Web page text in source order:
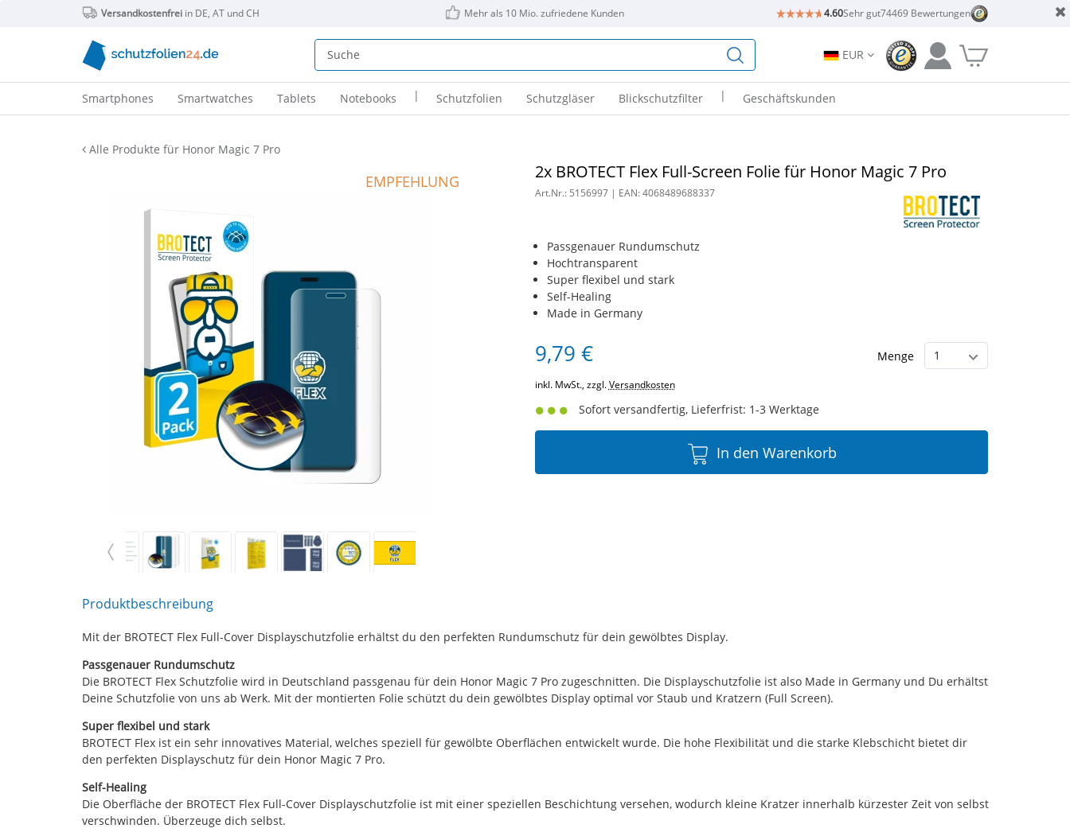
Versandkostenfreiin DE, AT und CH Mehr als 10 Mio. zufriedene Kunden 4.60Sehr gut74469 Bewertungen
EUR
Smartphones Smartwatches Tablets Notebooks | Schutzfolien Schutzgläser Blickschutzfilter | Geschäftskunden
Alle Produkte für Honor Magic 7 Pro
EMPFEHLUNG 2x BROTECT Flex Full-Screen Folie für Honor Magic 7 Pro
Art.Nr.: 5156997| EAN:4068489688337
Passgenauer Rundumschutz
Hochtransparent
Super flexibel und stark
Self-Healing
Made in Germany
9,79 € Menge
inkl. MwSt., zzgl.Versandkosten
Sofort versandfertig, Lieferfrist: 1-3 Werktage
In den Warenkorb
Produktbeschreibung
Mit der BROTECT Flex Full-Cover Displayschutzfolie erhältst du den perfekten Rundumschutz für dein gewölbtes Display.
Passgenauer Rundumschutz
Die BROTECT Flex Schutzfolie wird in Deutschland passgenau für dein Honor Magic 7 Pro zugeschnitten. Die Displayschutzfolie ist also Made in Germany und Du erhältst
Deine Schutzfolie von uns ab Werk. Mit der montierten Folie schützt du dein gewölbtes Display optimal vor Staub und Kratzern (Full Screen).
Super flexibel und stark
BROTECT Flex ist ein sehr innovatives Material, welches speziell für gewölbte Oberflächen entwickelt wurde. Die hohe Flexibilität und die starke Klebschicht bietet dir
den perfekten Displayschutz für dein Honor Magic 7 Pro.
Self-Healing
Die Oberfläche der BROTECT Flex Full-Cover Displayschutzfolie ist mit einer speziellen Beschichtung versehen, wodurch kleine Kratzer innerhalb kürzester Zeit von selbst
verschwinden. Überzeuge dich selbst.